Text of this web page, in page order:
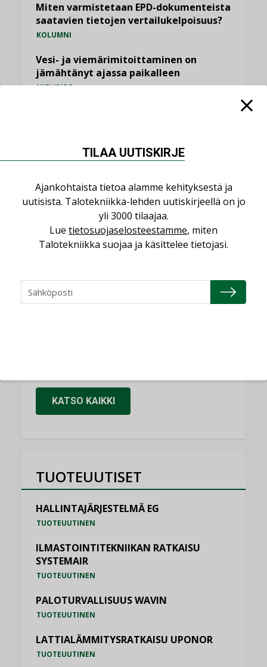
Miten varmistetaan EPD-dokumenteista
saatavien tietojen vertailukelpoisuus?
KOLUMNI
Vesi- ja viemärimitoittaminen on
jämähtänyt ajassa paikalleen
MIELIPIDE
NIMITYKSET
Consti
NIMITYKSET
KATSO KAIKKI
TUOTEUUTISET
HALLINTAJÄRJESTELMÄ EG
TUOTEUUTINEN
ILMASTOINTITEKNIIKAN RATKAISU
SYSTEMAIR
TUOTEUUTINEN
PALOTURVALLISUUS WAVIN
TUOTEUUTINEN
LATTIALÄMMITYSRATKAISU UPONOR
TUOTEUUTINEN
TILAA UUTISKIRJE
Ajankohtaista tietoa alamme kehityksestä ja
uutisista. Talotekniikka-lehden uutiskirjeellä on jo
yli 3000 tilaajaa.
Lue tietosuojaselosteestamme, miten
Talotekniikka suojaa ja käsittelee tietojasi.